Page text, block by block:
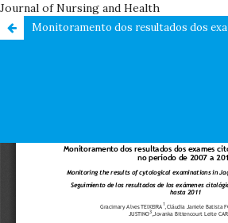
Journal of Nursing and Health